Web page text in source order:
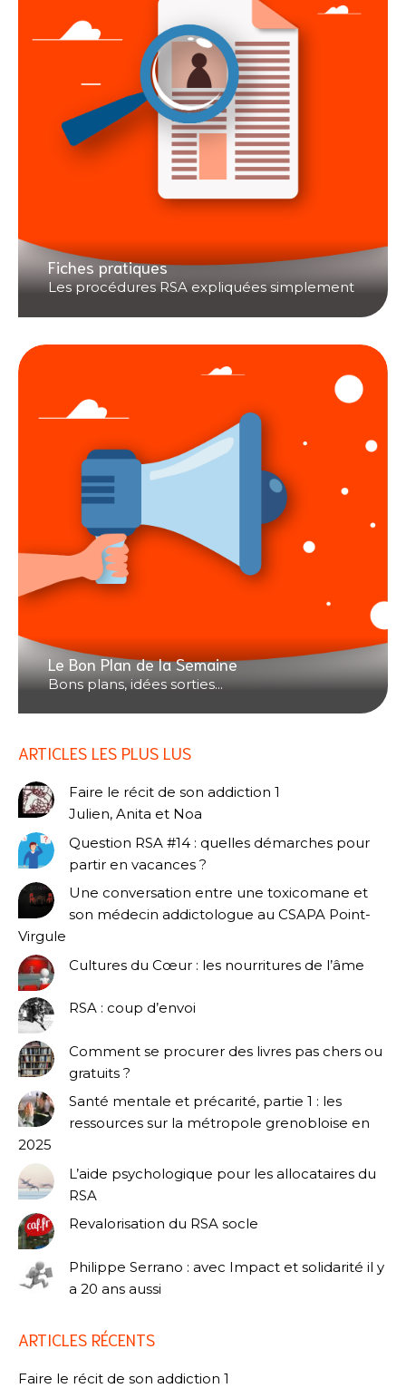
Fiches pratiques
Les procédures RSA expliquées simplement
Le Bon Plan de la Semaine
Bons plans, idées sorties...
ARTICLES LES PLUS LUS
Faire le récit de son addiction 1
Julien, Anita et Noa
Question RSA #14 : quelles démarches pour
partir en vacances ?
Une conversation entre une toxicomane et
son médecin addictologue au CSAPA Point-
Virgule
Cultures du Cœur : les nourritures de l’âme
RSA : coup d’envoi
Comment se procurer des livres pas chers ou
gratuits ?
Santé mentale et précarité, partie 1 : les
ressources sur la métropole grenobloise en
2025
L’aide psychologique pour les allocataires du
RSA
Revalorisation du RSA socle
Philippe Serrano : avec Impact et solidarité il y
a 20 ans aussi
ARTICLES RÉCENTS
Faire le récit de son addiction 1